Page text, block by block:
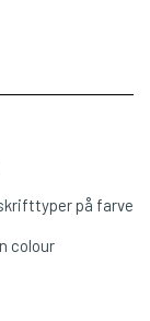
på farve
colour